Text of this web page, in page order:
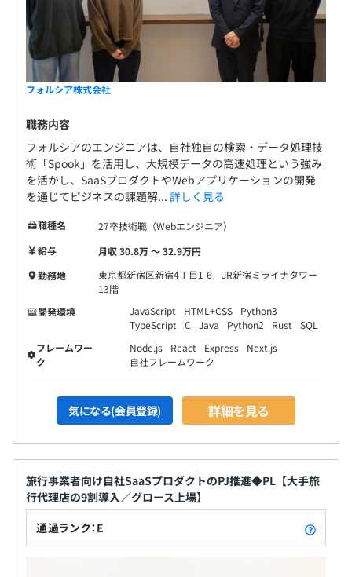
1. SaaS事業開発ユニット
当社のSaaSプロダクト「ウェブコネクト」の新規機能開
発や品質・効率向上を担当します。
・技術的創造性の発揮：外部連携設計やDB設計など、サ
ービスの根幹に関わる技術設計
ングを通じた運用コストの削減
・共通開発業務全般：アプリケーションの設計・実装・デ
プロイ・テスト、CI/CD構築
2. ソリューション事業開発ユニット
当社の技術基盤「Spook」をコアとする、お客様個別の
課題解決に向けたシステムの開発を担当します。
・大規模システム開発：複雑性の高いシステム構築におけ
る設計・実装・テスト
・上流工程への参画：プロジェクトの見積りや仕様検討と
いった、ビジネスサイドと連携した要件の深掘り
・新規開発が中心となり、希望があればインフラ設計・構
築にも携
プロジェクトエンジニア2名～5名前後で開発を行うこと
が多いです。大型のプロジェクトでは10名近く参加して開
発を行うこともあります。
プロジェクトの期間はおよそ3～6カ月ほどのものが多
く、大型のものでは1年を超えることもございます。
営業・技術が10名程度のユニット（チーム）として働
フォルシア株式会社
職務内容
フォルシアのエンジニアは、自社独自の検索・データ処理技
術「Spook」を活用し、大規模データの高速処理という強み
を活かし、SaaSプロダクトやWebアプリケーションの開発
を通じてビジネスの課題解... 詳しく見る
職種名
27卒技術職（Webエンジニア）
給与
月収 30.8万 〜 32.9万円
勤務地
東京都新宿区新宿4丁目1-6 JR新宿ミライナタワー
13階
開発環境
JavaScript HTML+CSS
Python3
TypeScript
C Java Python2 Rust
SQL
フレームワー
ク
Node.js React Express
Next.js
自社フレームワーク
気になる(会員登録) 詳細を見る
旅行事業者向け自社SaaSプロダクトのPJ推進◆PL【大手旅
行代理店の9割導入／グロース上場】
通過ランク：E